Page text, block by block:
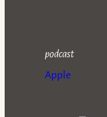
podcast
Apple